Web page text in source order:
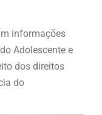
informações
Adolescente e
dos direitos
do